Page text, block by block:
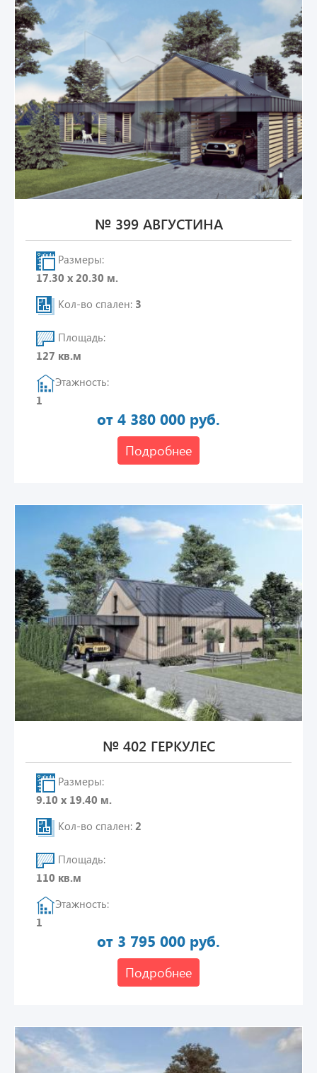
№ 399 АВГУСТИНА
Размеры:
17.30 х 20.30 м.
Кол-во спален: 3
Площадь:
127 кв.м
Этажность:
1
от 4 380 000 руб.
Подробнее
№ 402 ГЕРКУЛЕС
Размеры:
9.10 х 19.40 м.
Кол-во спален: 2
Площадь:
110 кв.м
Этажность:
1
от 3 795 000 руб.
Подробнее